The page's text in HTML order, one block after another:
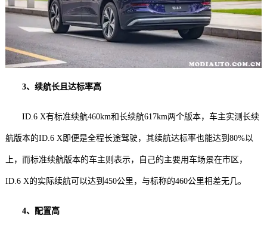
3、续航长且达标率高
ID.6 X有标准续航460km和长续航617km两个版本，车主实测长续
航版本的ID.6 X即便是全程长途驾驶，其续航达标率也能达到80%以
上，而标准续航版本的车主则表示，自己的主要用车场景在市区，
ID.6 X的实际续航可以达到450公里，与标称的460公里相差无几。
4、配置高